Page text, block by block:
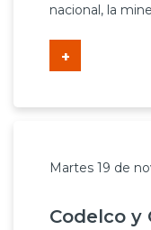
nacional, la
+
Martes 19 de
Codelco y